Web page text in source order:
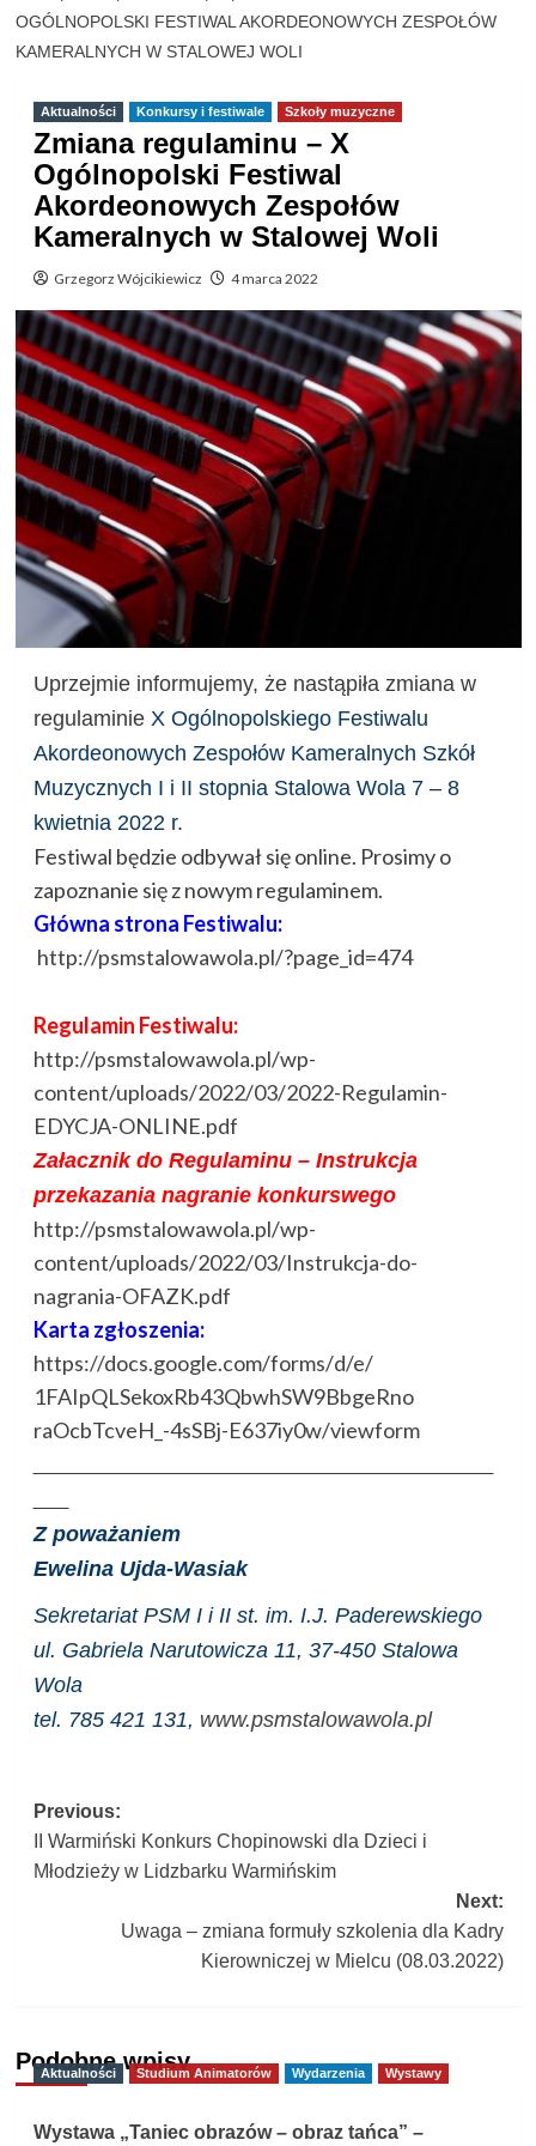
OGÓLNOPOLSKI FESTIWAL AKORDEONOWYCH ZESPOŁÓW
KAMERALNYCH W STALOWEJ WOLI
Aktualności Konkursy i festiwale Szkoły muzyczne
Zmiana regulaminu – X
Ogólnopolski Festiwal
Akordeonowych Zespołów
Kameralnych w Stalowej Woli
Grzegorz Wójcikiewicz 4 marca 2022
Uprzejmie informujemy, że nastąpiła zmiana w
regulaminie X Ogólnopolskiego Festiwalu
Akordeonowych Zespołów Kameralnych Szkół
Muzycznych I i II stopnia Stalowa Wola 7 – 8
kwietnia 2022 r.
Festiwal będzie odbywał się online. Prosimy o
zapoznanie się z nowym regulaminem.
Główna strona Festiwalu:
http://psmstalowawola.pl/?page_id=474
Regulamin Festiwalu:
http://psmstalowawola.pl/wp-
content/uploads/2022/03/2022-Regulamin-
EDYCJA-ONLINE.pdf
Załacznik do Regulaminu – Instrukcja
przekazania nagranie konkurswego
http://psmstalowawola.pl/wp-
content/uploads/2022/03/Instrukcja-do-
nagrania-OFAZK.pdf
Karta zgłoszenia:
https://docs.google.com/forms/d/e/
1FAIpQLSekoxRb43QbwhSW9BbgeRno
raOcbTcveH_-4sSBj-E637iy0w/viewform
Z poważaniem
Ewelina Ujda-Wasiak
Sekretariat PSM I i II st. im. I.J. Paderewskiego
ul. Gabriela Narutowicza 11, 37-450 Stalowa
Wola
tel. 785 421 131, www.psmstalowawola.pl
Post
navigation
Previous:
II Warmiński Konkurs Chopinowski dla Dzieci i
Młodzieży w Lidzbarku Warmińskim
Next:
Uwaga – zmiana formuły szkolenia dla Kadry
Kierowniczej w Mielcu (08.03.2022)
Podobne wpisy
Aktualności Studium Animatorów Wydarzenia Wystawy
Wystawa „Taniec obrazów – obraz tańca” –